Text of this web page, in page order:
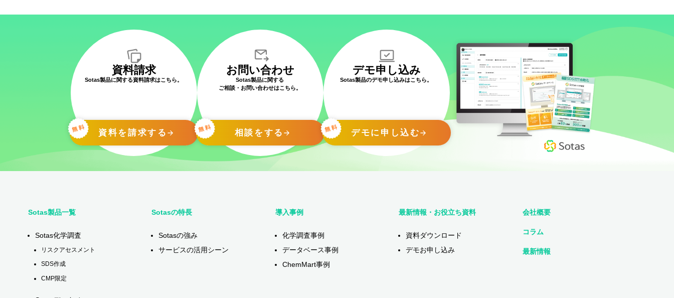
資料請求
Sotas製品に関する資料請求はこちら。
資料を請求する
お問い合わせ
Sotas製品に関する
ご相談・お問い合わせはこちら。
相談をする
デモ申し込み
Sotas製品のデモ申し込みはこちら。
デモに申し込む
Sotas製品一覧
Sotas化学調査
リスクアセスメント
SDS作成
CMP限定
Sotasの特長
Sotasの強み
サービスの活用シーン
導入事例
化学調査事例
データベース事例
ChemMart事例
最新情報・お役立ち資料
資料ダウンロード
デモお申し込み
会社概要
コラム
最新情報